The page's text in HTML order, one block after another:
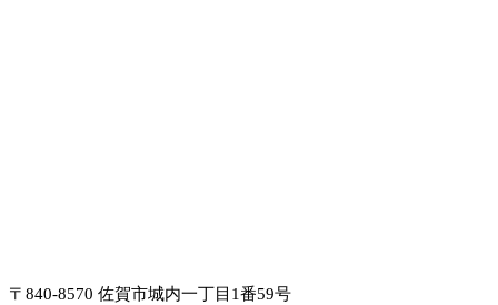
〒840-8570 佐賀市城内一丁目1番59号